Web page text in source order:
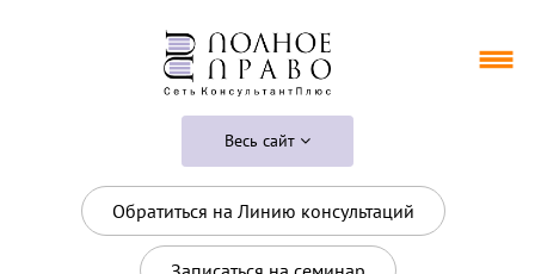
Весь сайт
Обратиться на Линию консультаций